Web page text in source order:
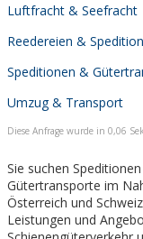
Luftfracht & Seefracht
Reedereien &
Speditionen &
Umzug & Transport
Diese Anfrage wurde in 0,06
Sie suchen
Gütertransporte im
Österreich und
Leistungen und